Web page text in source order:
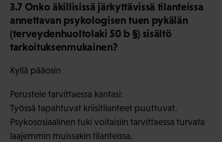
3.7 Onko äkillisissä järkyttävissä tilanteissa
annettavan psykologisen tuen pykälän
(terveydenhuoltolaki 50 b §) sisältö
tarkoituksenmukainen?
Kyllä pääosin
Perustele tarvittaessa kantasi:
Työssä tapahtuvat kriisitilanteet puuttuvat.
Psykososiaalinen tuki voitaisiin tarvittaessa turvata
laajemmin muissakin tilanteissa.